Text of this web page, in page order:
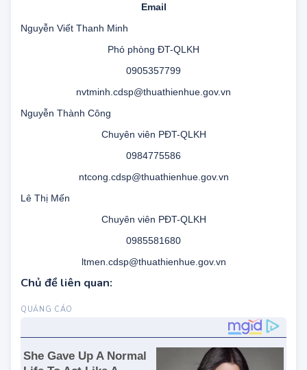
0905357799
nvtminh.cdsp@thuathienhue.gov.vn
0984775586
0985581680
ltmen.cdsp@thuathienhue.gov.vn
Chủ đề liên quan: